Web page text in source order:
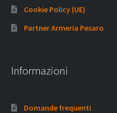
Cookie Policy (UE)
Partner Armeria Pesaro
Informazioni
Domande frequenti